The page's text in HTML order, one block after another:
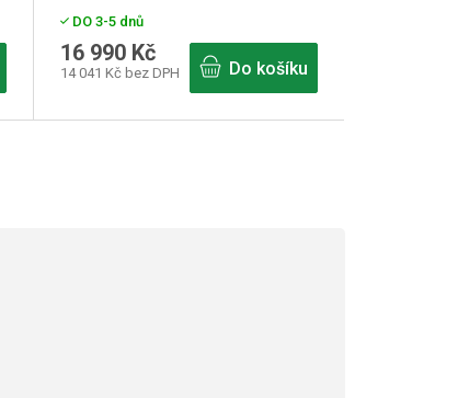
přilba zdarma
DO 3-5 dnů
14 041 Kč bez DPH
16 990 Kč
Do košíku